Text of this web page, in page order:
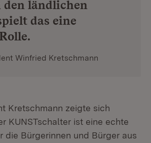
den ländlichen
das eine
Winfried Kretschmann
Kretschmann zeigte sich
KUNSTschalter ist eine echte
die Bürgerinnen und Bürger aus